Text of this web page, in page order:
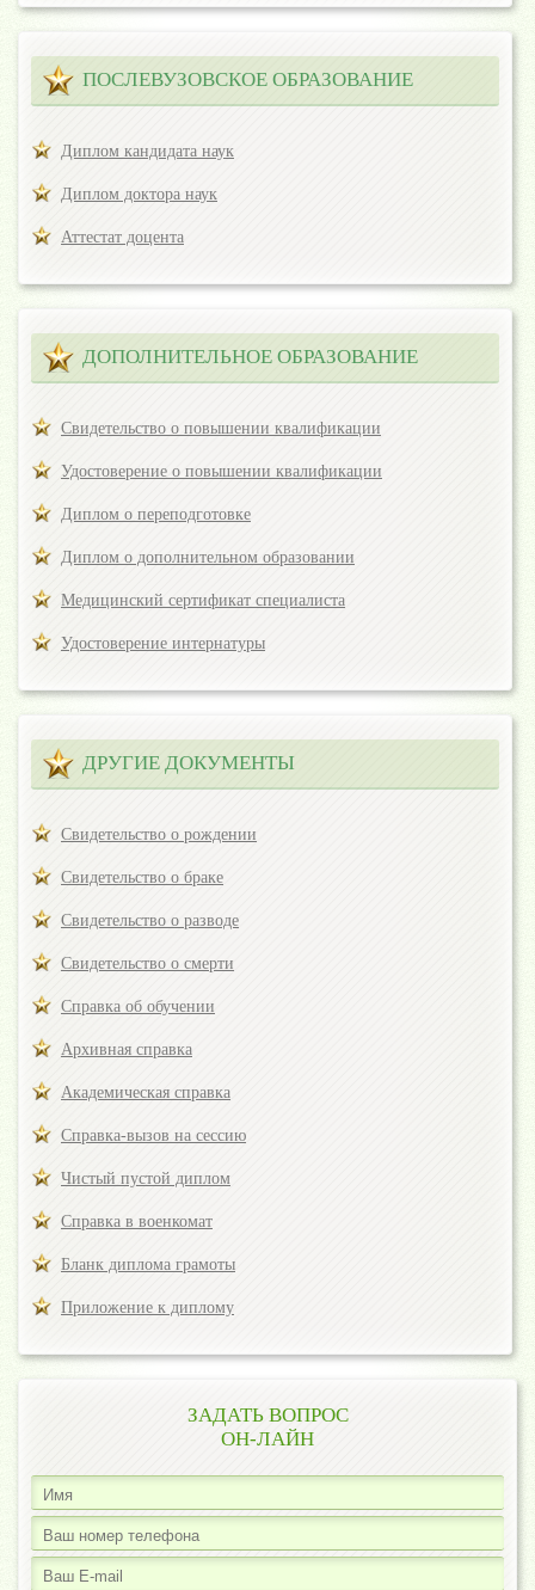
ПОСЛЕВУЗОВСКОЕ ОБРАЗОВАНИЕ
Диплом кандидата наук
Диплом доктора наук
Аттестат доцента
ДОПОЛНИТЕЛЬНОЕ ОБРАЗОВАНИЕ
Свидетельство о повышении квалификации
Удостоверение о повышении квалификации
Диплом о переподготовке
Диплом о дополнительном образовании
Медицинский сертификат специалиста
Удостоверение интернатуры
ДРУГИЕ ДОКУМЕНТЫ
Свидетельство о рождении
Свидетельство о браке
Свидетельство о разводе
Свидетельство о смерти
Справка об обучении
Архивная справка
Академическая справка
Справка-вызов на сессию
Чистый пустой диплом
Справка в военкомат
Бланк диплома грамоты
Приложение к диплому
ЗАДАТЬ ВОПРОС
ОН-ЛАЙН